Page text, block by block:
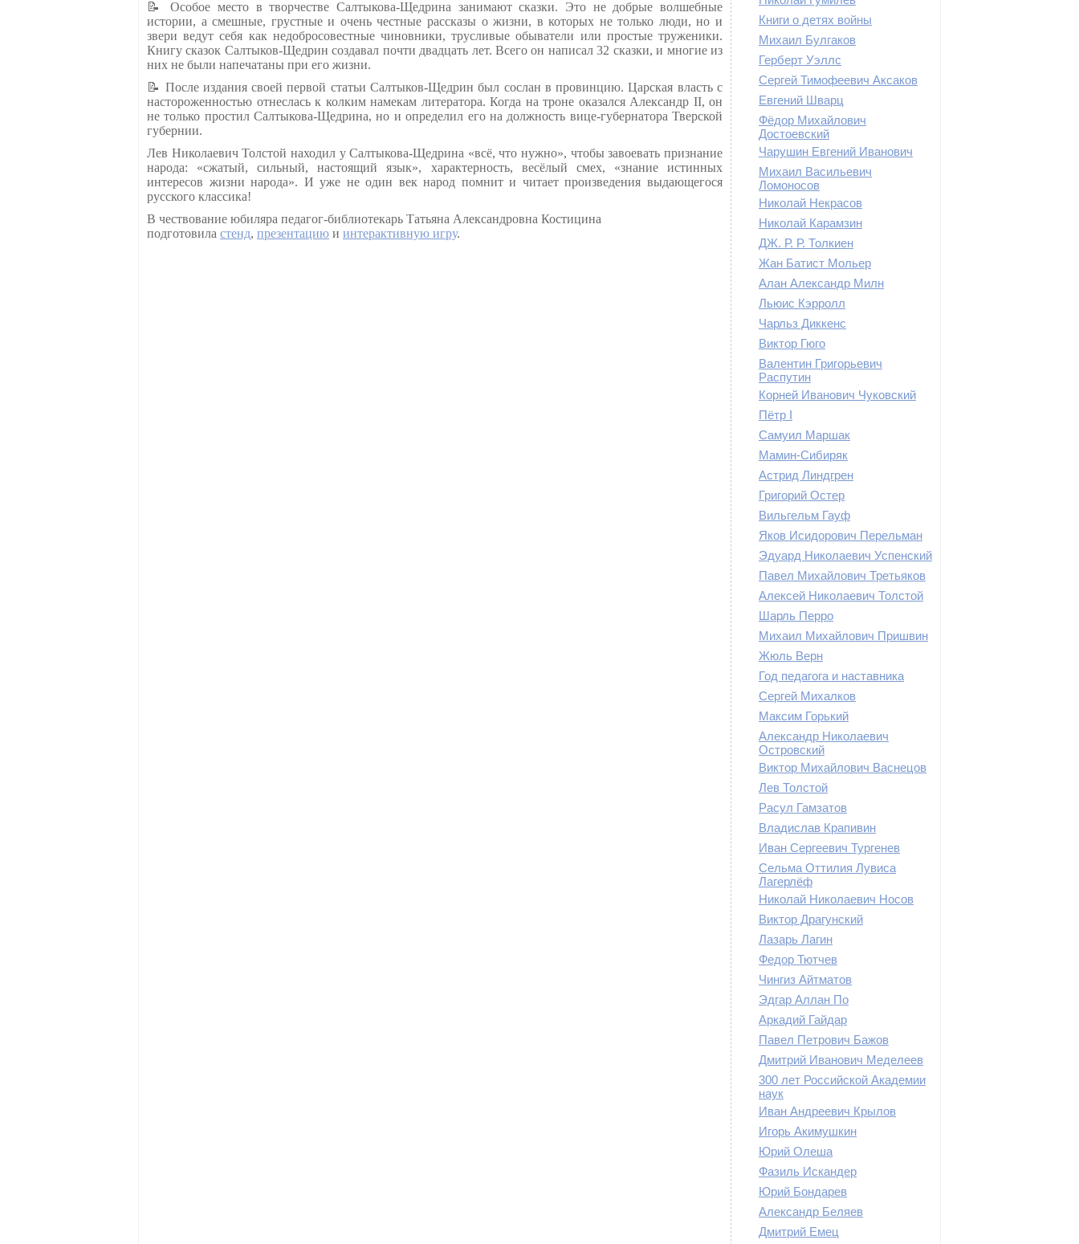
📝 Особое место в творчестве Салтыкова-Щедрина занимаютсказки. Это не добрые волшебные
истории, а смешные, грустные и очень честные рассказы о жизни, в которых не только люди, но и
звери ведут себя как недобросовестные чиновники, трусливые обыватели или простые труженики.
Книгу сказок Салтыков-Щедрин создавал почти двадцать лет. Всего он написал 32 сказки, и многие из
них не были напечатаны при его жизни.
📝 После издания своей первой статьи Салтыков-Щедрин был сослан в провинцию. Царская власть с
настороженностью отнеслась к колким намекам литератора. Когда на троне оказался Александр II, он
не только простил Салтыкова-Щедрина, но и определил его на должность вице-губернатора Тверской
губернии.
Лев Николаевич Толстой находил у Салтыкова-Щедрина «всё, что нужно», чтобы завоевать признание
народа: «сжатый, сильный, настоящий язык», характерность, весёлый смех, «знание истинных
интересов жизни народа». И уже не один век народ помнит и читает произведения выдающегося
русского классика!
В чествование юбиляра педагог-библиотекарь Татьяна Александровна Костицина
подготовила стенд, презентацию и интерактивную игру.
Книги о детях войны
Михаил Булгаков
Герберт Уэллс
Сергей Тимофеевич Аксаков
Евгений Шварц
Фёдор Михайлович
Достоевский
Чарушин Евгений Иванович
Михаил Васильевич
Ломоносов
Николай Некрасов
Николай Карамзин
ДЖ. Р. Р. Толкиен
Жан Батист Мольер
Алан Александр Милн
Льюис Кэрролл
Чарльз Диккенс
Виктор Гюго
Валентин Григорьевич
Распутин
Корней Иванович Чуковский
Пётр I
Самуил Маршак
Мамин-Сибиряк
Астрид Линдгрен
Григорий Остер
Вильгельм Гауф
Яков Исидорович Перельман
Эдуард Николаевич Успенский
Павел Михайлович Третьяков
Алексей Николаевич Толстой
Шарль Перро
Михаил Михайлович Пришвин
Жюль Верн
Год педагога и наставника
Сергей Михалков
Максим Горький
Александр Николаевич
Островский
Виктор Михайлович Васнецов
Лев Толстой
Расул Гамзатов
Владислав Крапивин
Иван Сергеевич Тургенев
Сельма Оттилия Лувиса
Лагерлёф
Николай Николаевич Носов
Виктор Драгунский
Лазарь Лагин
Федор Тютчев
Чингиз Айтматов
Эдгар Аллан По
Аркадий Гайдар
Павел Петрович Бажов
Дмитрий Иванович Меделеев
300 лет Российской Академии
наук
Иван Андреевич Крылов
Игорь Акимушкин
Юрий Олеша
Фазиль Искандер
Юрий Бондарев
Александр Беляев
Дмитрий Емец